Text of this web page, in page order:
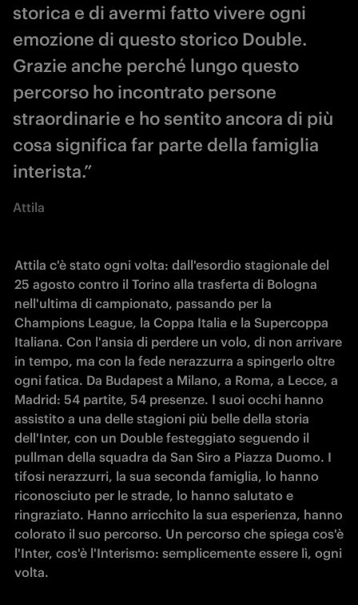
storica e di avermi fatto vivere ogni
emozione di questo storico Double.
Grazie anche perché lungo questo
percorso ho incontrato persone
straordinarie e ho sentito ancora di più
cosa significa far parte della famiglia
interista.”
Attila
Attila c'è stato ogni volta: dall'esordio stagionale del
25 agosto contro il Torino alla trasferta di Bologna
nell'ultima di campionato, passando per la
Champions League, la Coppa Italia e la Supercoppa
Italiana. Con l'ansia di perdere un volo, di non arrivare
in tempo, ma con la fede nerazzurra a spingerlo oltre
ogni fatica. Da Budapest a Milano, a Roma, a Lecce, a
Madrid: 54 partite, 54 presenze. I suoi occhi hanno
assistito a una delle stagioni più belle della storia
dell'Inter, con un Double festeggiato seguendo il
pullman della squadra da San Siro a Piazza Duomo. I
tifosi nerazzurri, la sua seconda famiglia, lo hanno
riconosciuto per le strade, lo hanno salutato e
ringraziato. Hanno arricchito la sua esperienza, hanno
colorato il suo percorso. Un percorso che spiega cos'è
l'Inter, cos'è l'Interismo: semplicemente essere lì, ogni